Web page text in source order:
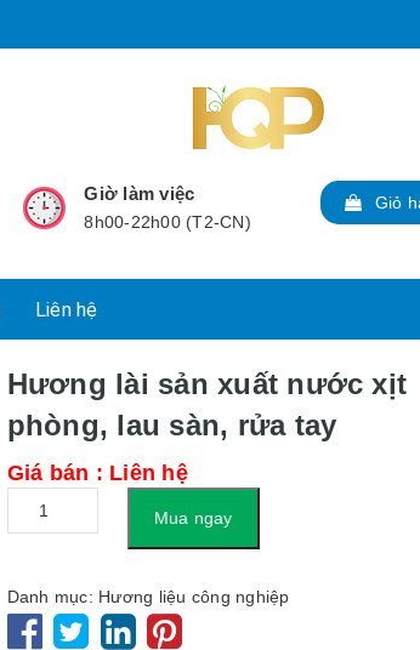
Giờ làm việc
8h00-22h00 (T2-CN)
Giỏ
Liên hệ
Hương lài sản xuất nước xịt
phòng, lau sàn, rửa tay
Giá bán : Liên hệ
lượng
Mua ngay
Danh mục: Hương liệu công nghiệp